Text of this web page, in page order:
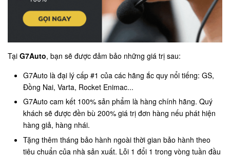
Tại G7Auto, bạn sẽ được đảm bảo những giá trị sau:
G7Auto là đại lý cấp #1 của các hãng ắc quy nổi tiếng: GS,
Đồng Nai, Varta, Rocket Enimac...
G7Auto cam kết 100% sản phẩm là hàng chính hãng. Quý
khách sẽ được đền bù 200% giá trị đơn hàng nếu phát hiện
hàng giả, hàng nhái.
Tặng thêm tháng bảo hành ngoài thời gian bảo hành theo
tiêu chuẩn của nhà sản xuất. Lỗi 1 đổi 1 trong vòng tuần đầu